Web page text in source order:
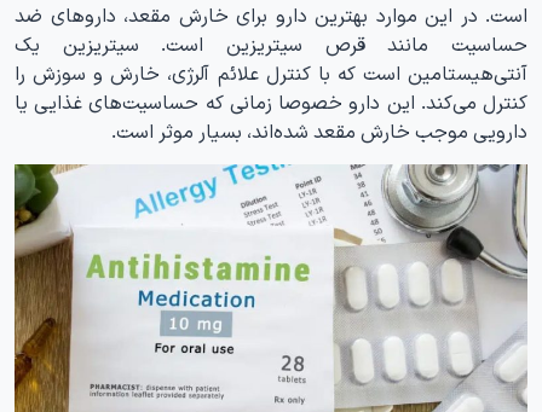
است. در این موارد بهترین دارو برای خارش مقعد، داروهای ضد
حساسیت مانند قرص سیتریزین است. سیتریزین یک
آنتی‌هیستامین است که با کنترل علائم آلرژی، خارش و سوزش را
کنترل می‌کند. این دارو خصوصا زمانی که حساسیت‌های غذایی یا
دارویی موجب خارش مقعد شده‌اند، بسیار موثر است.